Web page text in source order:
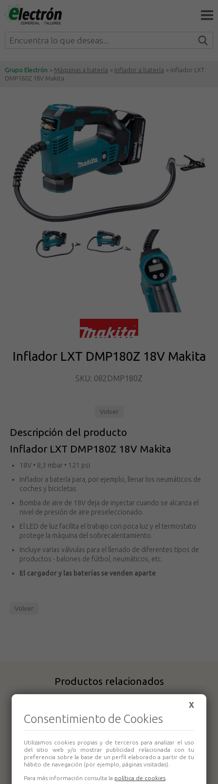
Grupo Electrón > Máquinas a batería > Inflador a batería > Inflador LXT
DMP180Z 18V Makita
Inflador LXT DMP180Z 18V Makita
SKU: 082DMP180Z
Volver
Descripción del producto
Inflador LXT DMP180Z 18V Makita
18V • 8,3 mbar • 121 psi
Inflador a batería para, por ejemplo, llenar los neumáticos de
coches y bicicletas
Bomba de aire de 18V deja de inyectar cuando se alcanza el
nivel de presión de aire preseleccionado.
El LED de luz facilita el trabajo con poca luz y el termostato
protege la máquina del sobrecalentamiento.
Incluye varias válvulas para el llenado de diferentes tipos de
productos - balones de fútbol, neumáticos, etc.
El cargador y las baterías se venden aparte
Volver
Productos relacionados
Inflador Makita
DMP181Z
Inflador Makita
MP100DZ
X
Consentimiento de Cookies
Utilizamos cookies propias y de terceros para analizar el uso
del sitio web y/o mostrar publicidad relacionada con tu
preferencia sobre la base de un perfil elaborado a partir de tu
hábito de navegación (por ejemplo, páginas visitadas).
Para más información consulta la política de cookies